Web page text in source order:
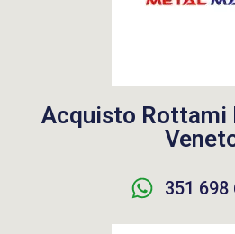
Acquisto Rottami
351 698